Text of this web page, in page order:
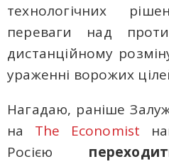
технологічних
переваги над
дистанційному
ураженні ворожих
Нагадаю, раніше
на The Economist
Росією